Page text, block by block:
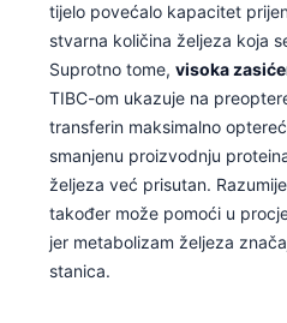
tijelo povećalo kapacitet
stvarna količina željeza koja
Suprotno tome, visoka
TIBC-om ukazuje na
transferin maksimalno
smanjenu proizvodnju
željeza već prisutan.
također može pomoći u
jer metabolizam željeza
stanica.